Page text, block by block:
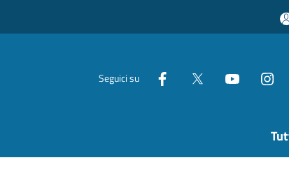
Seguici su